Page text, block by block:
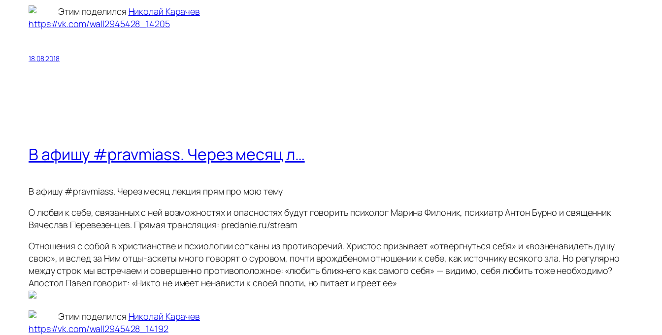
Этим поделился Николай Карачев
https://vk.com/wall2945428_14205
18.08.2018
В афишу #pravmiass. Через месяц л…
В афишу #pravmiass. Через месяц лекция прям про мою тему
О любви к себе, связанных с ней возможностях и опасностях будут говорить психолог Марина Филоник, психиатр Антон Бурно и священник
Вячеслав Перевезенцев. Прямая трансляция: predanie.ru/stream
Отношения с собой в христианстве и псхиологии сотканы из противоречий. Христос призывает «отвергнуться себя» и «возненавидеть душу
свою», и вслед за Ним отцы-аскеты много говорят о суровом, почти врождбеном отношении к себе, как источнику всякого зла. Но регулярно
между строк мы встречаем и совершенно противоположное: «любить ближнего как самого себя» — видимо, себя любить тоже необходимо?
Апостол Павел говорит: «Никто не имеет ненависти к своей плоти, но питает и греет ее»
Этим поделился Николай Карачев
https://vk.com/wall2945428_14192